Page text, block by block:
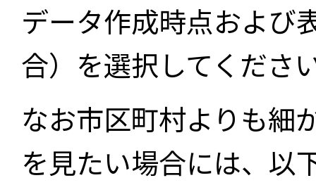
データ作成時点および
合）を選択してくださ
なお市区町村よりも細
を見たい場合には、以